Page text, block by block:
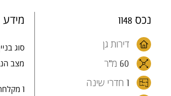
נכס 1148
דירות גן
60 מ''ר
1 חדרי שינה
מידע
סוג
מצב
1 מקלחת